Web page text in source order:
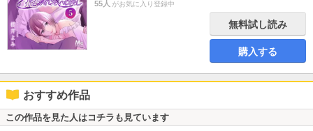
55人 がお気に入り登録中
無料試し読み
購入する
おすすめ作品
この作品を見た人はコチラも見ています